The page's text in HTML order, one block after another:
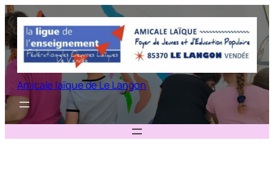
Aller
au
contenu
Amicale laïque de Le Langon